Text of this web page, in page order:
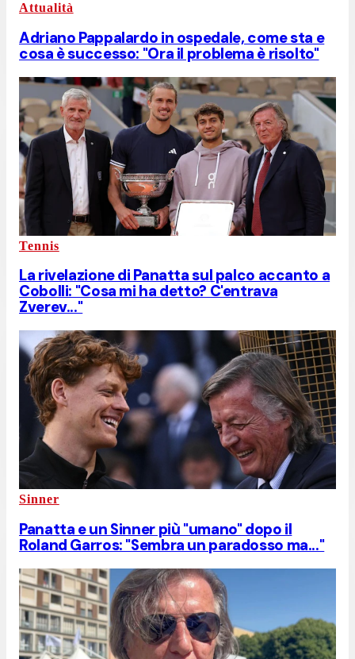
Attualità
Adriano Pappalardo in ospedale, come sta e
cosa è successo: "Ora il problema è risolto"
Tennis
La rivelazione di Panatta sul palco accanto a
Cobolli: "Cosa mi ha detto? C'entrava
Zverev..."
Sinner
Panatta e un Sinner più "umano" dopo il
Roland Garros: "Sembra un paradosso ma..."